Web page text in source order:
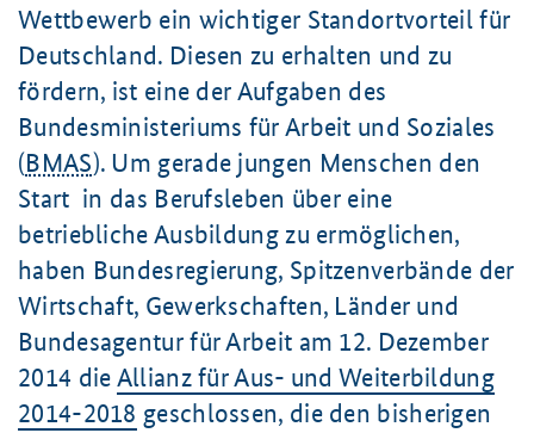
Wettbewerb ein wichtiger Standortvorteil für
Deutschland. Diesen zu erhalten und zu
fördern, ist eine der Aufgaben des
Bundesministeriums für Arbeit und Soziales
(BMAS). Um gerade jungen Menschen den
Start in das Berufsleben über eine
betriebliche Ausbildung zu ermöglichen,
haben Bundesregierung, Spitzenverbände der
Wirtschaft, Gewerkschaften, Länder und
Bundesagentur für Arbeit am 12. Dezember
2014 die Allianz für Aus- und Weiterbildung
2014-2018 geschlossen, die den bisherigen